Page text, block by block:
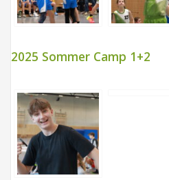
2025 Sommer Camp 1+2